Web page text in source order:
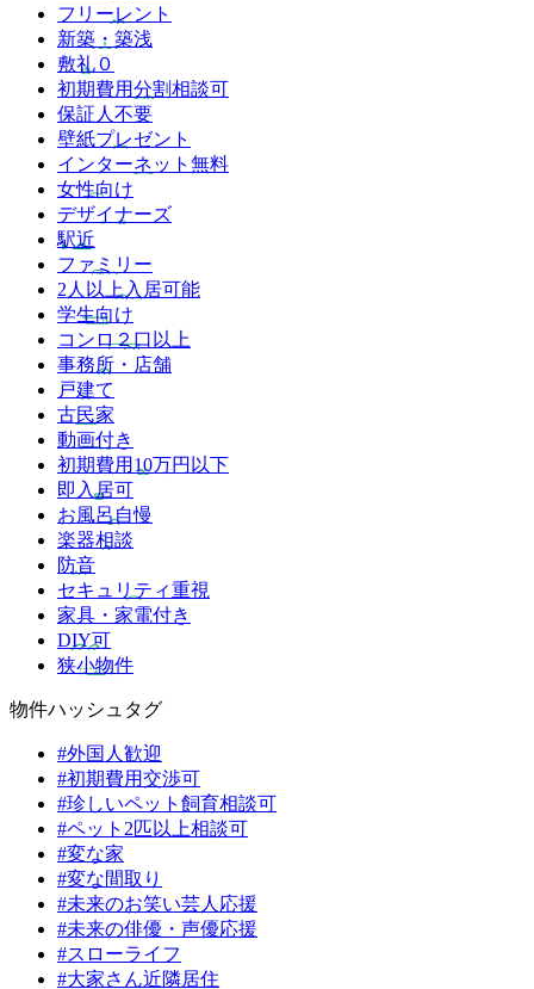
フリーレント
新築・築浅
敷礼０
初期費用分割相談可
保証人不要
壁紙プレゼント
インターネット無料
女性向け
デザイナーズ
駅近
ファミリー
2人以上入居可能
学生向け
コンロ２口以上
事務所・店舗
戸建て
古民家
動画付き
初期費用10万円以下
即入居可
お風呂自慢
楽器相談
防音
セキュリティ重視
家具・家電付き
DIY可
狭小物件
物件ハッシュタグ
#外国人歓迎
#初期費用交渉可
#珍しいペット飼育相談可
#ペット2匹以上相談可
#変な家
#変な間取り
#未来のお笑い芸人応援
#未来の俳優・声優応援
#スローライフ
#大家さん近隣居住